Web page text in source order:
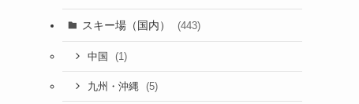
スキー場（国内） (443)
中国 (1)
九州・沖縄 (5)